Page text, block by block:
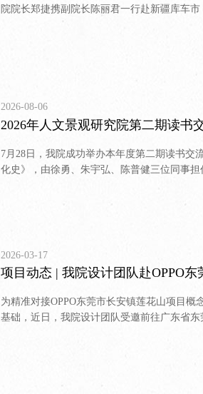
院院长郑捷携副院长陈丽君一行赴新疆库车
2026-08-06
2026年人文景观研究院第二期读书
7月28日，我院成功举办本年度第二期读书交
化史》，由徐勇、朱宇弘、陈普健三位同事
2026-03-17
项目动态 | 我院设计团队赴OPPO
为精准对接OPPO东莞市长安镇莲花山项目
基础，近日，我院设计团队受邀前往广东省